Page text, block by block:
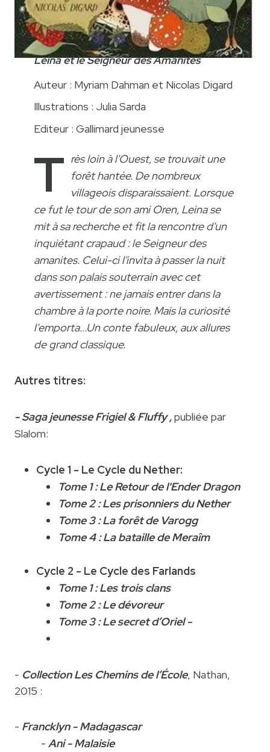
Leina et le Seigneur des Amanites
Auteur : Myriam Dahman et Nicolas Digard
Illustrations : Julia Sarda
Editeur : Gallimard jeunesse
T rès loin à l'Ouest, se trouvait une
forêt hantée. De nombreux
villageois disparaissaient. Lorsque
ce fut le tour de son ami Oren, Leina se
mit à sa recherche et fit la rencontre d'un
inquiétant crapaud : le Seigneur des
amanites. Celui-ci l'invita à passer la nuit
dans son palais souterrain avec cet
avertissement : ne jamais entrer dans la
chambre à la porte noire. Mais la curiosité
l'emporta...Un conte fabuleux, aux allures
de grand classique.
Autres titres:
- Saga jeunesse Frigiel & Fluffy ,publiée par
Slalom:
Cycle 1 - Le Cycle du Nether:
Tome 1 : Le Retour de l'Ender Dragon
Tome 2 : Les prisonniers du Nether
Tome 3 : La forêt de Varogg
Tome 4 : La bataille de Meraîm
Cycle 2 - Le Cycle des Farlands
Tome 1 : Les trois clans
Tome 2 : Le dévoreur
Tome 3 : Le secret d’Oriel -
- Collection Les Chemins de l’École, Nathan,
2015 :
- Francklyn - Madagascar
- Ani - Malaisie